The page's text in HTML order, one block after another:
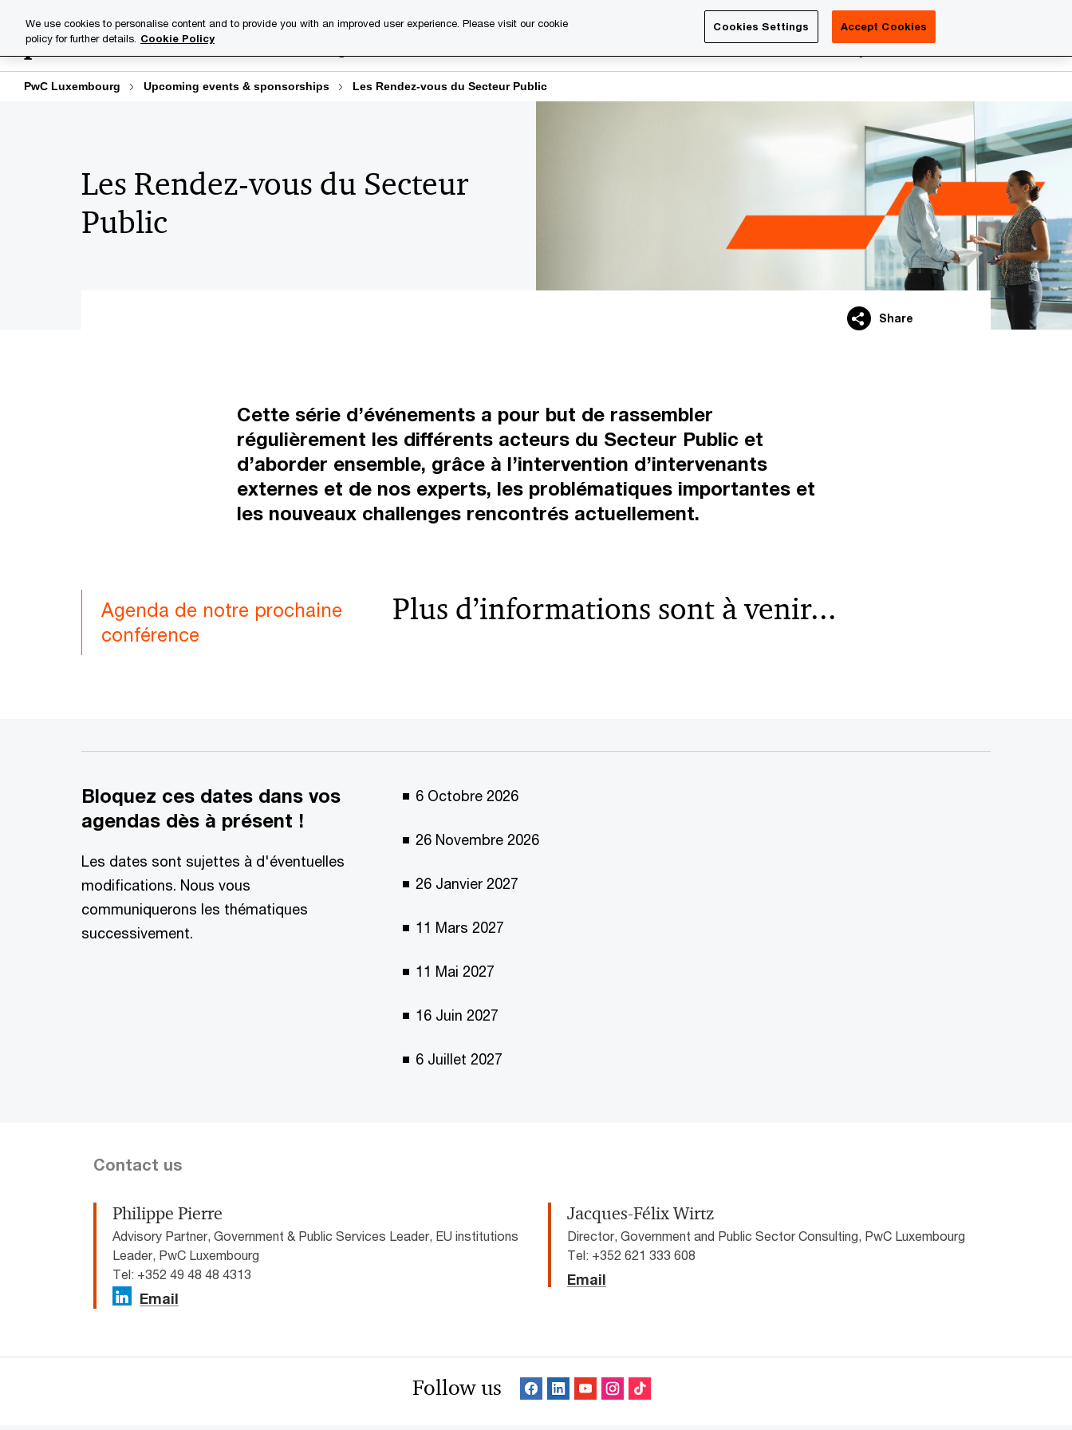
content
footer
Industries PwC Careers PwC Academy More
PwC Luxembourg Upcoming events & sponsorships Les Rendez-vous du Secteur Public
Les Rendez-vous du Secteur
Public
Share
Cette série d’événements a pour but de rassembler
régulièrement les différents acteurs du Secteur Public et
d’aborder ensemble, grâce à l’intervention d’intervenants
externes et de nos experts, les problématiques importantes et
les nouveaux challenges rencontrés actuellement.
Agenda de notre prochaine
conférence
Plus d’informations sont à venir...
Bloquez ces dates dans vos
agendas dès à présent !
Les dates sont sujettes à d'éventuelles
modifications. Nous vous
communiquerons les thématiques
successivement.
6 Octobre 2026
26 Novembre 2026
26 Janvier 2027
11 Mars 2027
11 Mai 2027
16 Juin 2027
6 Juillet 2027
Contact us
Philippe Pierre
Advisory Partner, Government & Public Services Leader, EU institutions
Leader, PwC Luxembourg
Tel: +352 49 48 48 4313
Email
Jacques-Félix Wirtz
Director, Government and Public Sector Consulting, PwC Luxembourg
Tel: +352 621 333 608
Email
Follow us
We use cookies to personalise content and to provide you with an improved user experience. Please visit our cookie
policy for further details. Cookie Policy
Cookies Settings Accept Cookies